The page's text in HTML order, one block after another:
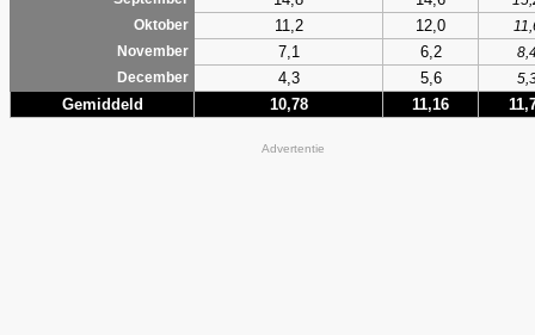
Oktober
11,2 12,0
November
7,1 6,2
December
4,3 5,6
Gemiddeld 10,78 11,16
Advertentie